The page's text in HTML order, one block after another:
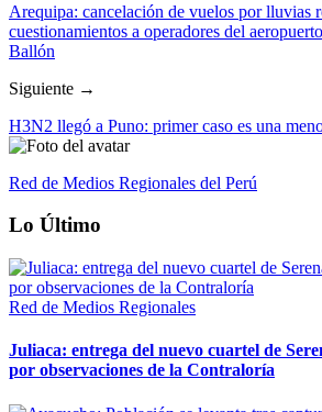
Arequipa: cancelación de vuelos por lluvias
cuestionamientos a operadores del
Ballón
Siguiente →
H3N2 llegó a Puno: primer caso es una
Red de Medios Regionales del Perú
Lo Último
Red de Medios Regionales
Juliaca: entrega del nuevo cuartel de
por observaciones de la Contraloría